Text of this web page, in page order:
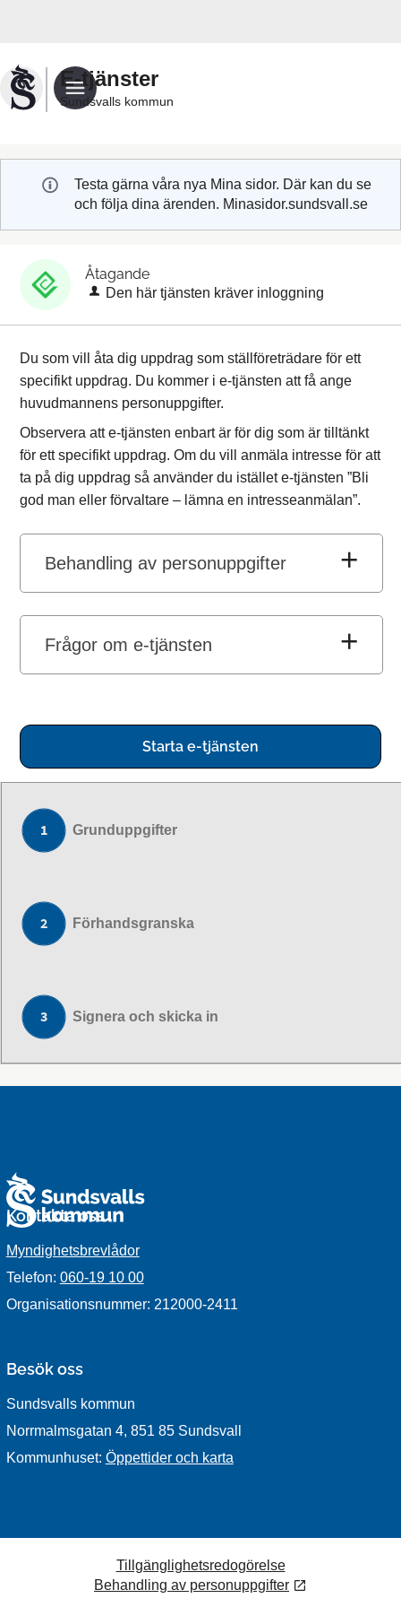
Sundsvalls
kommuns
e-
E-tjänster
Sundsvalls kommun
Testa gärna våra nya Mina sidor. Där kan du se
och följa dina ärenden. Minasidor.sundsvall.se
Åtagande
Den här tjänsten kräver inloggning
Du som vill åta dig uppdrag som ställföreträdare för ett
specifikt uppdrag. Du kommer i e-tjänsten att få ange
huvudmannens personuppgifter.
Observera att e-tjänsten enbart är för dig som är tilltänkt
för ett specifikt uppdrag. Om du vill anmäla intresse för att
ta på dig uppdrag så använder du istället e-tjänsten ”Bli
god man eller förvaltare – lämna en intresseanmälan”.
Behandling av personuppgifter
Frågor om e-tjänsten
Starta e-tjänsten
Grunduppgifter
Förhandsgranska
Signera och skicka in
Kontakta oss
Myndighetsbrevlådor
Telefon: 060-19 10 00
Organisationsnummer: 212000-2411
Besök oss
Sundsvalls kommun
Norrmalmsgatan 4, 851 85 Sundsvall
Kommunhuset: Öppettider och karta
Tillgänglighetsredogörelse
Behandling av personuppgifter